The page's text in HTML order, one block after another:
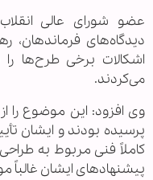
عضو شورای عالی
دیدگاه‌های
اشکالات برخی طرح‌ها
می‌کردند.
وی افزود: این موضوع را
پرسیده بودند و ایشان
کاملاً فنی مربوط به
پیشنهادهای ایشان غالباً